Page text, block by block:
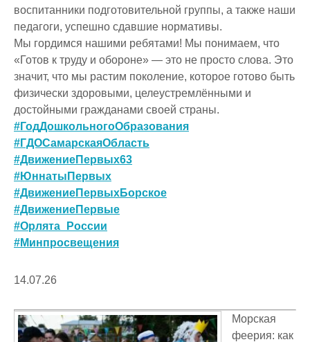
воспитанники подготовительной группы, а также наши
педагоги, успешно сдавшие нормативы.
Мы гордимся нашими ребятами! Мы понимаем, что
«Готов к труду и обороне» — это не просто слова. Это
значит, что мы растим поколение, которое готово быть
физически здоровыми, целеустремлёнными и
достойными гражданами своей страны.
#ГодДошкольногоОбразования
#ГДОСамарскаяОбласть
#ДвижениеПервых63
#ЮннатыПервых
#ДвижениеПервыхБорское
#ДвижениеПервые
#Орлята_России
#Минпросвещения
14.07.26
Морская
феерия: как